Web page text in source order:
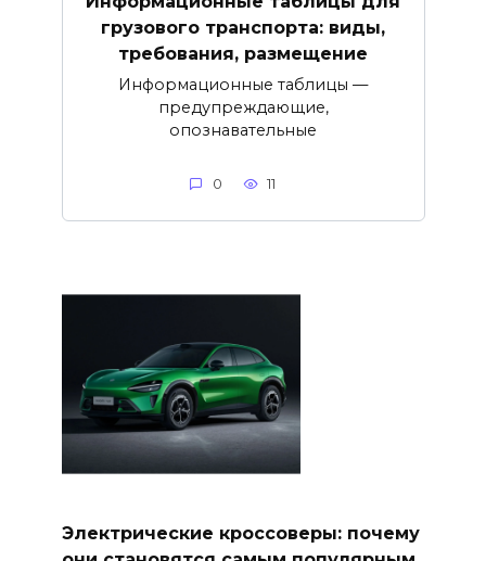
грузового транспорта: виды,
требования, размещение
Информационные таблицы —
предупреждающие,
опознавательные
0 11
Электрические кроссоверы: почему